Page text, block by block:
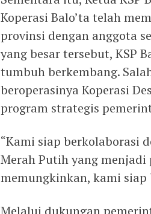
Koperasi Balo’ta telah
provinsi dengan anggota
yang besar tersebut, KSP
tumbuh berkembang.
beroperasinya Koperasi
program strategis
“Kami siap berkolaborasi
Merah Putih yang
memungkinkan, kami siap